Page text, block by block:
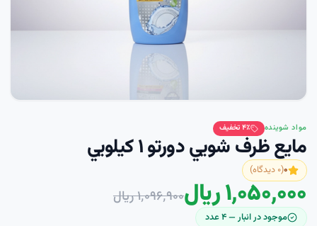
مواد شوینده ۴٪ تخفیف
مايع ظرف شويي دورتو ۱ کيلويي
۰(۰ دیدگاه)
۱٬۰۵۰٬۰۰۰ ریال ۱٬۰۹۶٬۹۰۰ ریال
موجود در انبار —۴عدد